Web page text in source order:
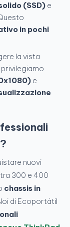
(SSD) e
in pochi
la vista
privilegiamo
e
nuovi
300 e 400
chassis in
di Ecoportátil